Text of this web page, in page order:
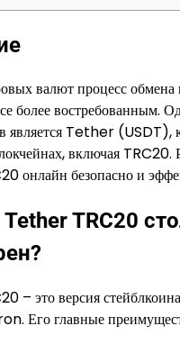
валют процесс обмена
более востребованным.
является Tether (USDT),
включая TRC20.
онлайн безопасно и
TRC20
– это версия
Его главные